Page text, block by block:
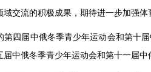
域交流的积极成果，期待进一步加强体
第四届中俄冬季青少年运动会和第十
届中俄冬季青少年运动会和第十一届